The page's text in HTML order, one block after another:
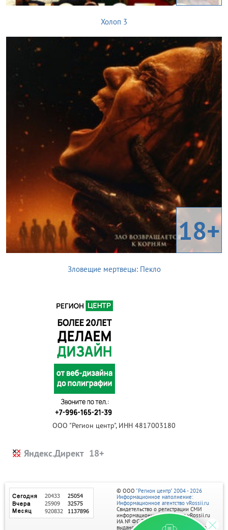
Холоп 3
18+
Зловещие мертвецы: Пекло
ООО "Регион центр", ИНН 4817003180
Яндекс.Директ
© ООО "Регион центр" 2004 - 2026
Информационное наполнение:
Информационное агентство vRossii.ru
Свидетельство о регистрации СМИ
информационного агентства vRossii.ru
ИА № ФС 77‑35502
выдано РОСКОМНАДЗОРом 04 марта